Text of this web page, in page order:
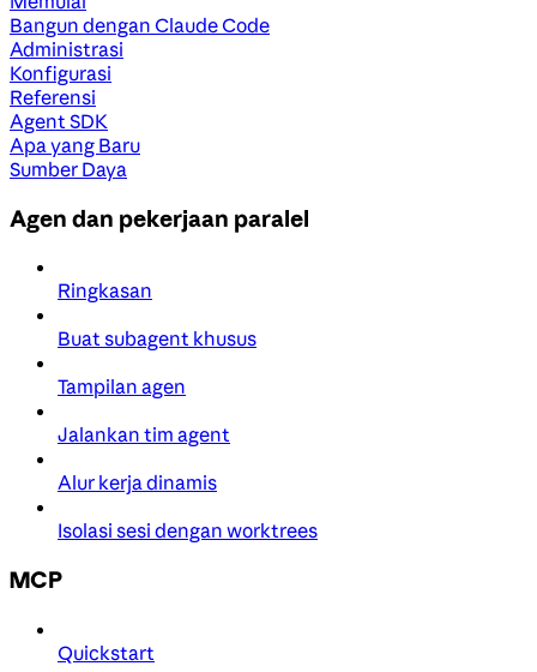
Bangun dengan Claude Code
Administrasi
Konfigurasi
Referensi
Agent SDK
Apa yang Baru
Sumber Daya
Agen dan pekerjaan paralel
Ringkasan
Buat subagent khusus
Tampilan agen
Jalankan tim agent
Alur kerja dinamis
Isolasi sesi dengan worktrees
MCP
Quickstart